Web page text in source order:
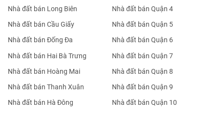
Nhà đất bán Long Biên
Nhà đất bán Cầu Giấy
Nhà đất bán Đống Đa
Nhà đất bán Hai Bà Trưng
Nhà đất bán Hoàng Mai
Nhà đất bán Thanh Xuân
Nhà đất bán Hà Đông
Nhà đất bán Quận 4
Nhà đất bán Quận 5
Nhà đất bán Quận 6
Nhà đất bán Quận 7
Nhà đất bán Quận 8
Nhà đất bán Quận 9
Nhà đất bán Quận 10